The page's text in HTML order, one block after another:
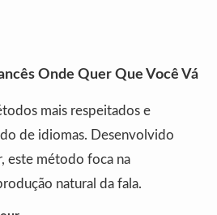
Onde Quer Que Você Vá
mais respeitados e
de idiomas. Desenvolvido
este método foca na
natural da fala.